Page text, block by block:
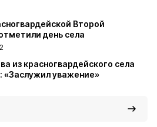
Второй
день села
из красногвардейского села
«Заслужил уважение»